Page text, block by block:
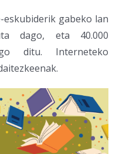
gabeko lan
dago, eta 40.000
ditu. Interneteko